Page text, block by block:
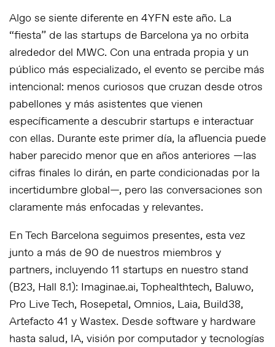
Algo se siente diferente en 4YFN este año. La
“fiesta” de las startups de Barcelona ya no orbita
alrededor del MWC. Con una entrada propia y un
público más especializado, el evento se percibe más
intencional: menos curiosos que cruzan desde otros
pabellones y más asistentes que vienen
específicamente a descubrir startups e interactuar
con ellas. Durante este primer día, la afluencia puede
haber parecido menor que en años anteriores —las
cifras finales lo dirán, en parte condicionadas por la
incertidumbre global—, pero las conversaciones son
claramente más enfocadas y relevantes.
En Tech Barcelona seguimos presentes, esta vez
junto a más de 90 de nuestros miembros y
partners, incluyendo 11 startups en nuestro stand
(B23, Hall 8.1): Imaginae.ai, Tophealthtech, Baluwo,
Pro Live Tech, Rosepetal, Omnios, Laia, Build38,
Artefacto 41 y Wastex. Desde software y hardware
hasta salud, IA, visión por computador y tecnologías